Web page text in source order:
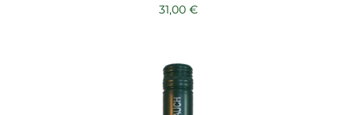
31,00 €